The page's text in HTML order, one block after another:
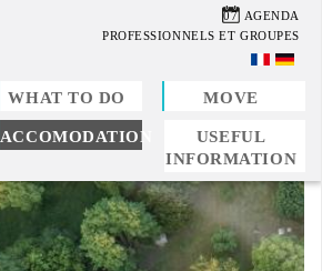
07 AGENDA
PROFESSIONNELS ET GROUPES
WHAT TO DO MOVE
ACCOMODATION
USEFUL
INFORMATION